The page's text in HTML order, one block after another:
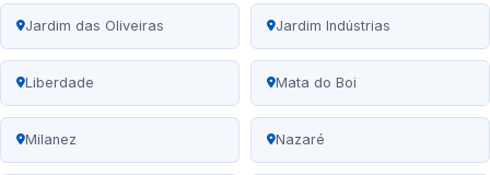
Jardim das Oliveiras Jardim Indústrias
Liberdade Mata do Boi
Milanez Nazaré